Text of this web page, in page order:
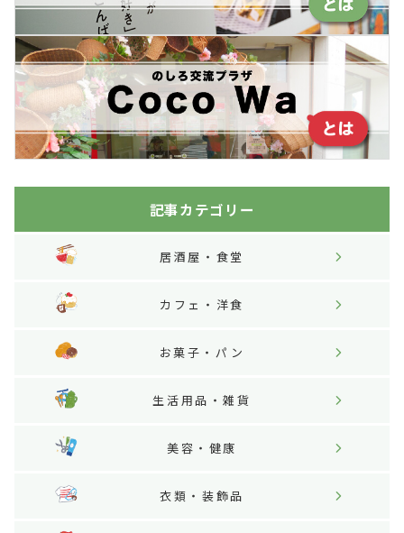
記事カテゴリー
居酒屋・食堂
カフェ・洋食
お菓子・パン
生活用品・雑貨
美容・健康
衣類・装飾品